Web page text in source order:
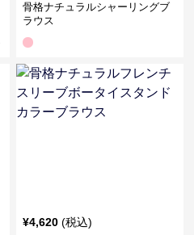
骨格ナチュラルシャーリングブ
ラウス
¥4,620 (税込)